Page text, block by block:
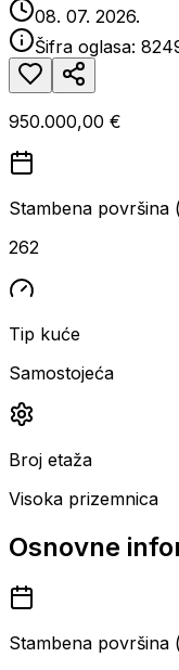
08. 07. 2026.
Šifra oglasa:
950.000,00 €
Stambena površina
262
Tip kuće
Samostojeća
Broj etaža
Visoka prizemnica
Osnovne
Stambena površina